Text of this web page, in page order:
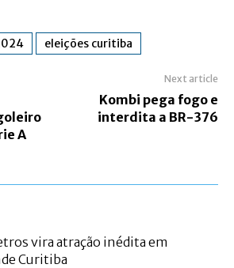
eleições curitiba
A
Next article
Kombi pega fogo e
interdita a BR-376
vira atração inédita em
Curitiba